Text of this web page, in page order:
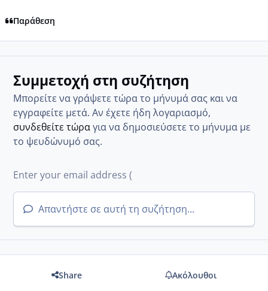
Παράθεση
Συμμετοχή στη συζήτηση
Μπορείτε να γράψετε τώρα το μήνυμά σας και να
εγγραφείτε μετά. Αν έχετε ήδη λογαριασμό,
συνδεθείτε τώραγια να δημοσιεύσετε το μήνυμα με
το ψευδώνυμό σας.
Απαντήστε σε αυτή τη συζήτηση...
Share Ακόλουθοι